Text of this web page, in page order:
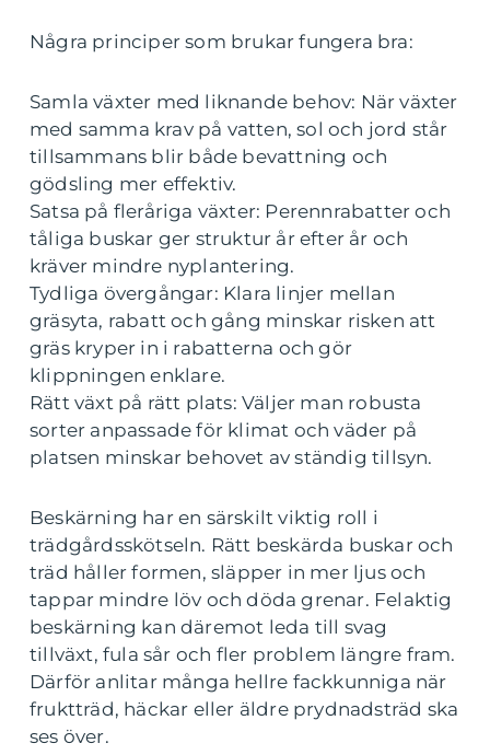
Några principer som brukar fungera bra:
Samla växter med liknande behov: När växter
med samma krav på vatten, sol och jord står
tillsammans blir både bevattning och
gödsling mer effektiv.
Satsa på fleråriga växter: Perennrabatter och
tåliga buskar ger struktur år efter år och
kräver mindre nyplantering.
Tydliga övergångar: Klara linjer mellan
gräsyta, rabatt och gång minskar risken att
gräs kryper in i rabatterna och gör
klippningen enklare.
Rätt växt på rätt plats: Väljer man robusta
sorter anpassade för klimat och väder på
platsen minskar behovet av ständig tillsyn.
Beskärning har en särskilt viktig roll i
trädgårdsskötseln. Rätt beskärda buskar och
träd håller formen, släpper in mer ljus och
tappar mindre löv och döda grenar. Felaktig
beskärning kan däremot leda till svag
tillväxt, fula sår och fler problem längre fram.
Därför anlitar många hellre fackkunniga när
fruktträd, häckar eller äldre prydnadsträd ska
ses över.